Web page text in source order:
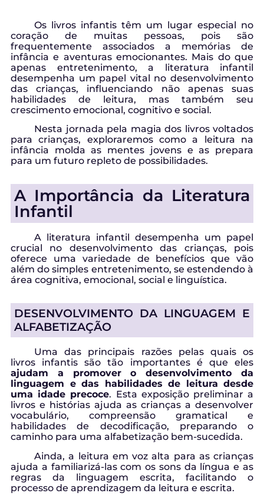
Os livros infantis têm um lugar especial no
coração de muitas pessoas, pois são
frequentemente associados a memórias de
infância e aventuras emocionantes. Mais do que
apenas entretenimento, a literatura infantil
desempenha um papel vital no desenvolvimento
das crianças, influenciando não apenas suas
habilidades de leitura, mas também seu
crescimento emocional, cognitivo e social.
Nesta jornada pela magia dos livros voltados
para crianças, exploraremos como a leitura na
infância molda as mentes jovens e as prepara
para um futuro repleto de possibilidades.
A Importância da Literatura
Infantil
A literatura infantil desempenha um papel
crucial no desenvolvimento das crianças, pois
oferece uma variedade de benefícios que vão
além do simples entretenimento, se estendendo à
área cognitiva, emocional, social e linguística.
DESENVOLVIMENTO DA LINGUAGEM E
ALFABETIZAÇÃO
Uma das principais razões pelas quais os
livros infantis são tão importantes é que eles
ajudam a promover o desenvolvimento da
linguagem e das habilidades de leitura desde
uma idade precoce. Esta exposição preliminar a
livros e histórias ajuda as crianças a desenvolver
vocabulário, compreensão gramatical e
habilidades de decodificação, preparando o
caminho para uma alfabetização bem-sucedida.
Ainda, a leitura em voz alta para as crianças
ajuda a familiarizá-las com os sons da língua e as
regras da linguagem escrita, facilitando o
processo de aprendizagem da leitura e escrita.